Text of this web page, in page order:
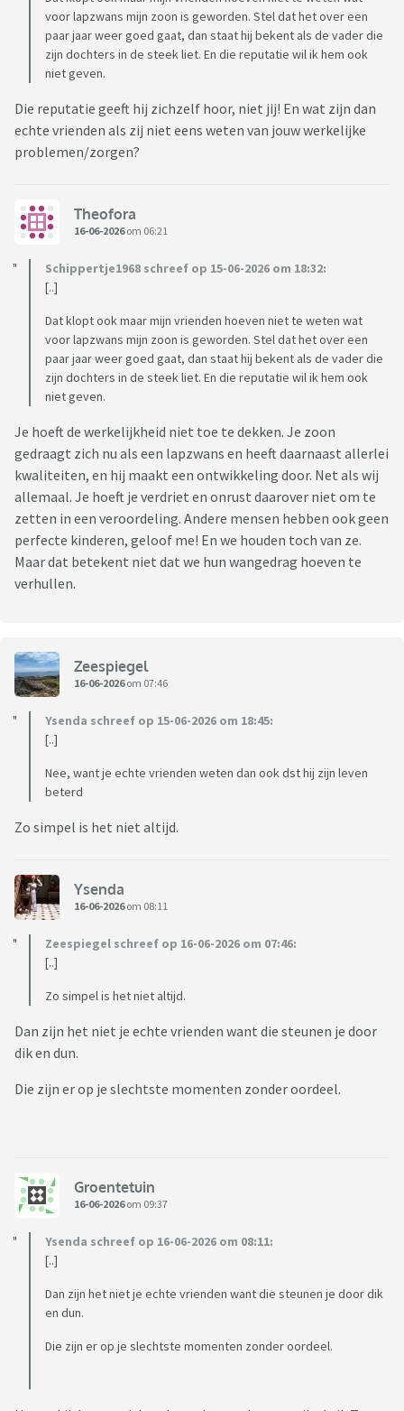
voor lapzwans mijn zoon is geworden. Stel dat het over een
paar jaar weer goed gaat, dan staat hij bekent als de vader die
zijn dochters in de steek liet. En die reputatie wil ik hem ook
niet geven.
Die reputatie geeft hij zichzelf hoor, niet jij! En wat zijn dan
echte vrienden als zij niet eens weten van jouw werkelijke
problemen/zorgen?
Theofora
16-06-2026om 06:21
Schippertje1968 schreef op 15-06-2026 om 18:32:
[..]
Dat klopt ook maar mijn vrienden hoeven niet te weten wat
voor lapzwans mijn zoon is geworden. Stel dat het over een
paar jaar weer goed gaat, dan staat hij bekent als de vader die
zijn dochters in de steek liet. En die reputatie wil ik hem ook
niet geven.
Je hoeft de werkelijkheid niet toe te dekken. Je zoon
gedraagt zich nu als een lapzwans en heeft daarnaast allerlei
kwaliteiten, en hij maakt een ontwikkeling door. Net als wij
allemaal. Je hoeft je verdriet en onrust daarover niet om te
zetten in een veroordeling. Andere mensen hebben ook geen
perfecte kinderen, geloof me! En we houden toch van ze.
Maar dat betekent niet dat we hun wangedrag hoeven te
verhullen.
Zeespiegel
16-06-2026om 07:46
Ysenda schreef op 15-06-2026 om 18:45:
[..]
Nee, want je echte vrienden weten dan ook dst hij zijn leven
beterd
Zo simpel is het niet altijd.
Ysenda
16-06-2026om 08:11
Zeespiegel schreef op 16-06-2026 om 07:46:
[..]
Zo simpel is het niet altijd.
Dan zijn het niet je echte vrienden want die steunen je door
dik en dun.
Die zijn er op je slechtste momenten zonder oordeel.
Groentetuin
16-06-2026om 09:37
Ysenda schreef op 16-06-2026 om 08:11:
[..]
Dan zijn het niet je echte vrienden want die steunen je door dik
en dun.
Die zijn er op je slechtste momenten zonder oordeel.